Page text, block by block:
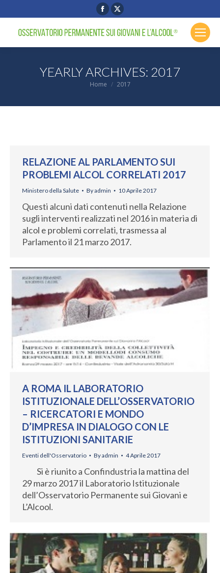
Facebook
page
opens
in
window
X
page
opens
in
window
YEARLY ARCHIVES: 2017
You are here:
Home 2017
RELAZIONE AL PARLAMENTO SUI
PROBLEMI ALCOL CORRELATI 2017
Ministero della Salute Byadmin 10 Aprile 2017
Questi alcuni dati contenuti nella Relazione
sugli interventi realizzati nel 2016 in materia di
alcol e problemi correlati, trasmessa al
Parlamento il 21 marzo 2017.
A ROMA IL LABORATORIO
ISTITUZIONALE DELL’OSSERVATORIO
– RICERCATORI E MONDO
D’IMPRESA IN DIALOGO CON LE
ISTITUZIONI SANITARIE
Eventi dell'Osservatorio Byadmin 4 Aprile 2017
Si è riunito a Confindustria la mattina del
29 marzo 2017 il Laboratorio Istituzionale
dell’Osservatorio Permanente sui Giovani e
L’Alcool.